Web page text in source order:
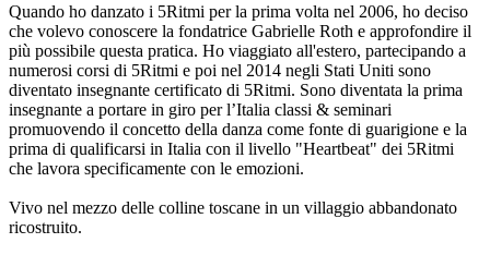
Quando ho danzato i 5Ritmi per la prima volta nel 2006, ho deciso
che volevo conoscere la fondatrice Gabrielle Roth e approfondire il
più possibile questa pratica. Ho viaggiato all'estero, partecipando a
numerosi corsi di 5Ritmi e poi nel 2014 negli Stati Uniti sono
diventato insegnante certificato di 5Ritmi. Sono diventata la prima
insegnante a portare in giro per l’Italia classi & seminari
promuovendo il concetto della danza come fonte di guarigione e la
prima di qualificarsi in Italia con il livello "Heartbeat" dei 5Ritmi
che lavora specificamente con le emozioni.
Vivo nel mezzo delle colline toscane in un villaggio abbandonato
ricostruito.